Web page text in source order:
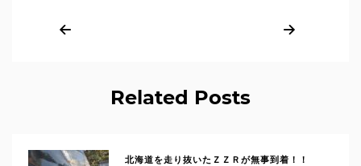
Related Posts
北海道を走り抜いたＺＺＲが無事到着！！